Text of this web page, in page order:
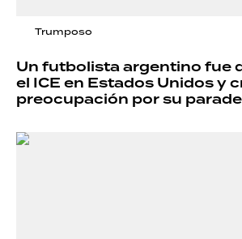
Trumposo
Un futbolista argentino fue
el ICE en Estados Unidos y
preocupación por su